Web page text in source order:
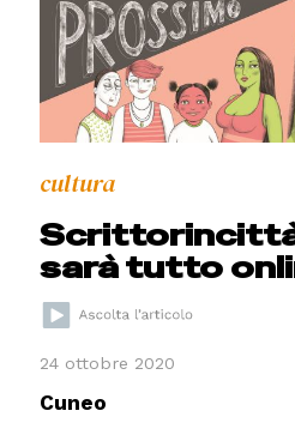
cultura
sarà tutto
24 ottobre 2020
Cuneo